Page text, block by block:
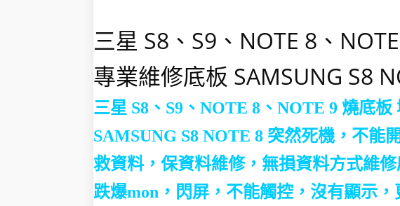
三星 S8、S9、NOTE 8、
專業維修底板 SAMSUNG S8
三星 S8、S9、NOTE 8、NOTE 9 燒底
SAMSUNG S8 NOTE 8 突然死機，不能
救資料，保資料維修，無損資料方式維修
跌爆mon，閃屏，不能觸控，沒有顯示，